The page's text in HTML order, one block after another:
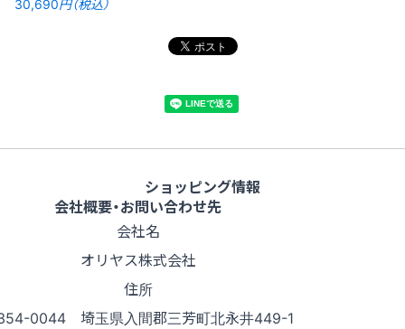
ショッピング情報
会社概要・お問い合わせ先
会社名
オリヤス株式会社
住所
0044 埼玉県入間郡三芳町北永井449-1